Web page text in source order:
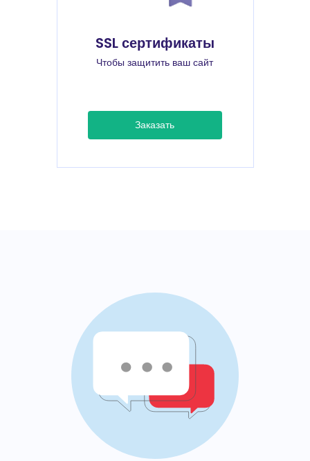
SSL сертификаты
Чтобы защитить ваш сайт
Заказать